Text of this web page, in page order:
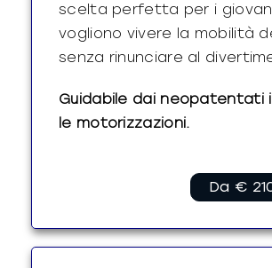
scelta perfetta per i
vogliono vivere la mobilità
senza rinunciare al
Guidabile dai neopatentati
le motorizzazioni.
Da €